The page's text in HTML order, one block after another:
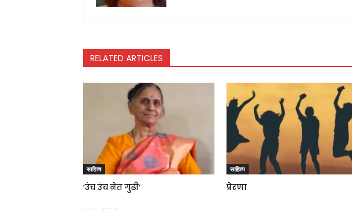
RELATED ARTICLES
साहित्य
‘उंच उंच नेत गुढी’
साहित्य
प्रेरणा